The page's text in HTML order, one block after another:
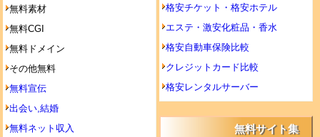
無料素材
無料CGI
無料ドメイン
その他無料
無料宣伝
出会い,結婚
無料ネット収入
格安チケット・格安ホテル
エステ・激安化粧品・香水
格安自動車保険比較
クレジットカード比較
格安レンタルサーバー
無料サイト集